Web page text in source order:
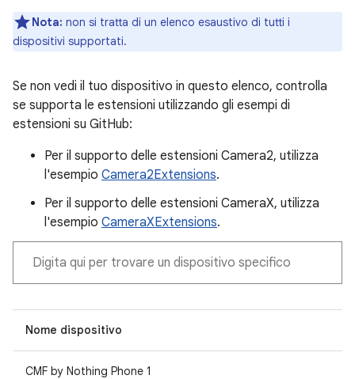
Nota: non si tratta di un elenco esaustivo di tutti i
dispositivi supportati.
Se non vedi il tuo dispositivo in questo elenco, controlla
se supporta le estensioni utilizzando gli esempi di
estensioni su GitHub:
Per il supporto delle estensioni Camera2, utilizza
l'esempio Camera2Extensions.
Per il supporto delle estensioni CameraX, utilizza
l'esempio CameraXExtensions.
Nome dispositivo
CMF by Nothing Phone 1